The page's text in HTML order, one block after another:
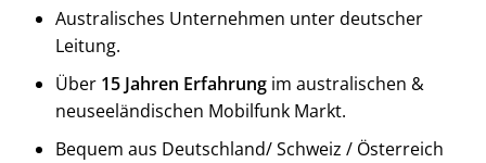
Australisches Unternehmen unter deutscher
Leitung.
Über 15 Jahren Erfahrung im australischen &
neuseeländischen Mobilfunk Markt.
Bequem aus Deutschland/ Schweiz / Österreich